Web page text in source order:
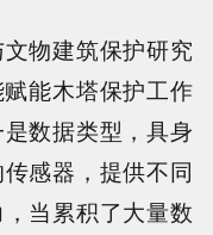
物建筑保护研究
能木塔保护工作
数据类型，具身
感器，提供不同
当累积了大量数